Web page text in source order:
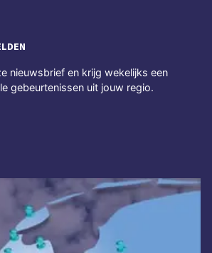
nieuwsbrief en krijg wekelijks een
gebeurtenissen uit jouw regio.